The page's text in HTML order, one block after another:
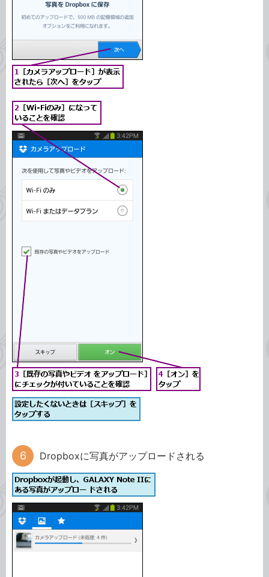
Dropboxに写真がアップロードされる